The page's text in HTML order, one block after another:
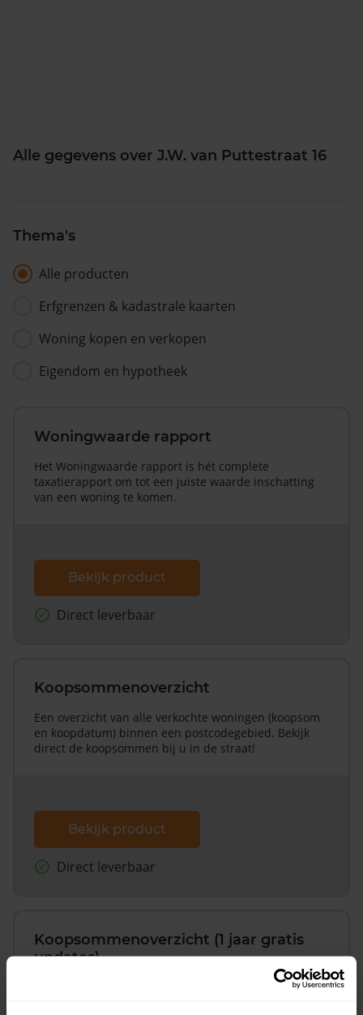
Alle gegevens over J.W. van Puttestraat 16
Thema's
Alle producten
Erfgrenzen & kadastrale kaarten
Woning kopen en verkopen
Eigendom en hypotheek
Woningwaarde rapport
Het Woningwaarde rapport is hét complete
taxatierapport om tot een juiste waarde inschatting
van een woning te komen.
Bekijk product
Direct leverbaar
Koopsommenoverzicht
Een overzicht van alle verkochte woningen (koopsom
en koopdatum) binnen een postcodegebied. Bekijk
direct de koopsommen bij u in de straat!
Bekijk product
Direct leverbaar
Koopsommenoverzicht (1 jaar gratis
updates)